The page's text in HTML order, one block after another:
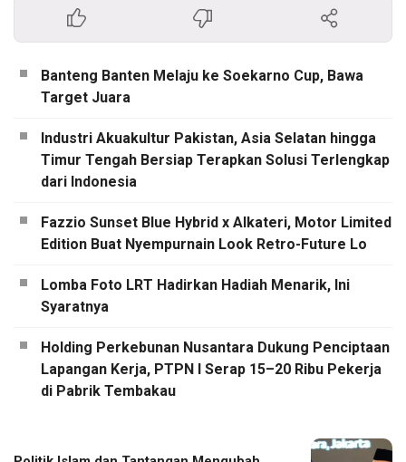
Banteng Banten Melaju ke Soekarno Cup, Bawa
Target Juara
Industri Akuakultur Pakistan, Asia Selatan hingga
Timur Tengah Bersiap Terapkan Solusi Terlengkap
dari Indonesia
Fazzio Sunset Blue Hybrid x Alkateri, Motor Limited
Edition Buat Nyempurnain Look Retro-Future Lo
Lomba Foto LRT Hadirkan Hadiah Menarik, Ini
Syaratnya
Holding Perkebunan Nusantara Dukung Penciptaan
Lapangan Kerja, PTPN I Serap 15–20 Ribu Pekerja
di Pabrik Tembakau